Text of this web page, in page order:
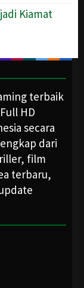
Kiamat
terbaik
HD
secara
dari
film
terbaru,